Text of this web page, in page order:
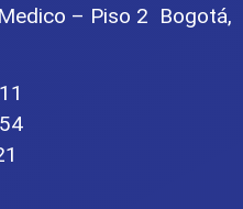
– Piso 2 Bogotá,